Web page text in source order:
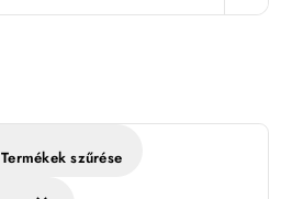
Termékek szűrése